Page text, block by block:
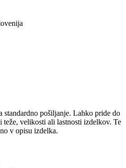
standardno pošiljanje. Lahko pride do
teže, velikosti ali lastnosti izdelkov. Te
v opisu izdelka.